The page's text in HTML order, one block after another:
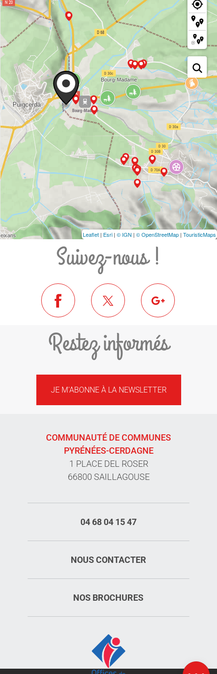
Carte
Leaflet | Esri | © IGN | © OpenStreetMap | TouristicMaps
Suivez-nous !
Restez informés
JE M'ABONNE À LA NEWSLETTER
COMMUNAUTÉ DE COMMUNES
PYRÉNÉES-CERDAGNE
1 PLACE DEL ROSER
66800 SAILLAGOUSE
04 68 04 15 47
NOUS CONTACTER
NOS BROCHURES